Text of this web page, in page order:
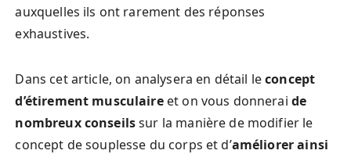
auxquelles ils ont rarement des réponses
exhaustives.
Dans cet article, on analysera en détail leconcept
d’étirement musculaireet on vous donnerai de
nombreux conseilssur la manière de modifier le
concept de souplesse du corps et d’améliorer ainsi